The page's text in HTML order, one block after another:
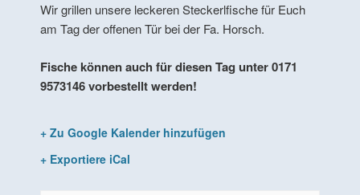
Wir grillen unsere leckeren Steckerlfische für Euch
am Tag der offenen Tür bei der Fa. Horsch.
Fische können auch für diesen Tag unter 0171
9573146 vorbestellt werden!
+ Zu Google Kalender hinzufügen
+ Exportiere iCal